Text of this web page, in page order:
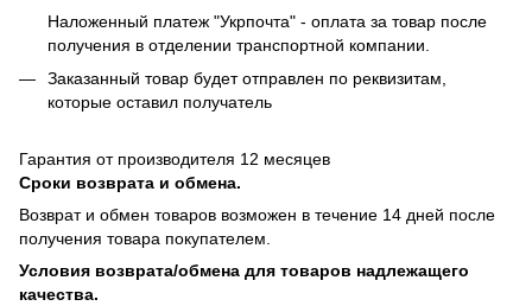
Наложенный платеж "Укрпочта" - оплата за товар после
получения в отделении транспортной компании.
Заказанный товар будет отправлен по реквизитам,
которые оставил получатель
Гарантия от производителя 12 месяцев
Сроки возврата и обмена.
Возврат и обмен товаров возможен в течение 14 дней после
получения товара покупателем.
Условия возврата/обмена для товаров надлежащего
качества.